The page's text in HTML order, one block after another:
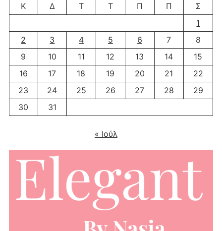
Κ Δ Τ Τ Π Π
Σ
1
2
3 4 5 6 7
8
9
10 11 12 13 14
15
16
17 18 19 20 21
22
23
24 25 26 27 28
29
30
31
« Ιούλ